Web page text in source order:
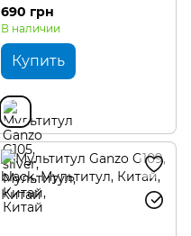
690 грн
В наличии
Купить